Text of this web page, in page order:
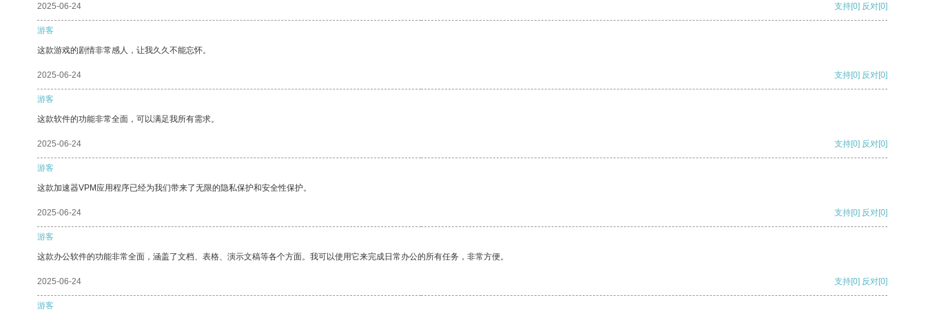
2025-06-24 支持[0] 反对[0]
游客
这款游戏的剧情非常感人，让我久久不能忘怀。
2025-06-24 支持[0] 反对[0]
游客
这款软件的功能非常全面，可以满足我所有需求。
2025-06-24 支持[0] 反对[0]
游客
这款加速器VPM应用程序已经为我们带来了无限的隐私保护和安全性保护。
2025-06-24 支持[0] 反对[0]
游客
这款办公软件的功能非常全面，涵盖了文档、表格、演示文稿等各个方面。我可以使用它来完成日常办公的所有任务，非常方便。
2025-06-24 支持[0] 反对[0]
游客